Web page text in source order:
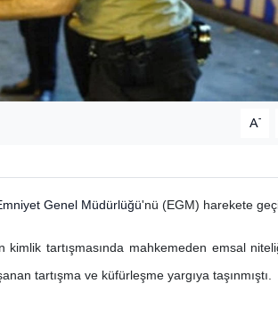
A-
Genel Müdürlüğü'nü (EGM) harekete
tartışmasında mahkemeden emsal
tartışma ve küfürleşme yargıya taşınmıştı.